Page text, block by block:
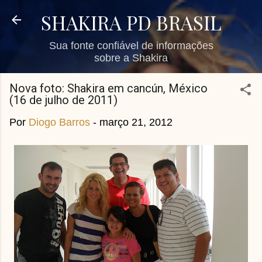
Pular para o conteúdo principal
SHAKIRA PD BRASIL
Sua fonte confiável de informações
sobre a Shakira
Nova foto: Shakira em cancún, México
(16 de julho de 2011)
Por Diogo Barros - março 21, 2012